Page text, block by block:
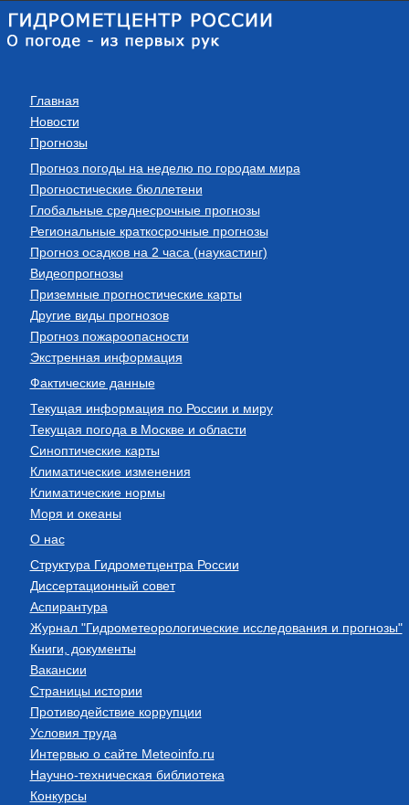
Главная
Новости
Прогнозы
Прогноз погоды на неделю по городам мира
Прогностические бюллетени
Глобальные среднесрочные прогнозы
Региональные краткосрочные прогнозы
Прогноз осадков на 2 часа (наукастинг)
Видеопрогнозы
Приземные прогностические карты
Другие виды прогнозов
Прогноз пожароопасности
Экстренная информация
Фактические данные
Текущая информация по России и миру
Текущая погода в Москве и области
Синоптические карты
Климатические изменения
Климатические нормы
Моря и океаны
О нас
Структура Гидрометцентра России
Диссертационный совет
Аспирантура
Журнал "Гидрометеорологические исследования и прогнозы"
Книги, документы
Вакансии
Страницы истории
Противодействие коррупции
Условия труда
Интервью о сайте Meteoinfo.ru
Научно-техническая библиотека
Конкурсы